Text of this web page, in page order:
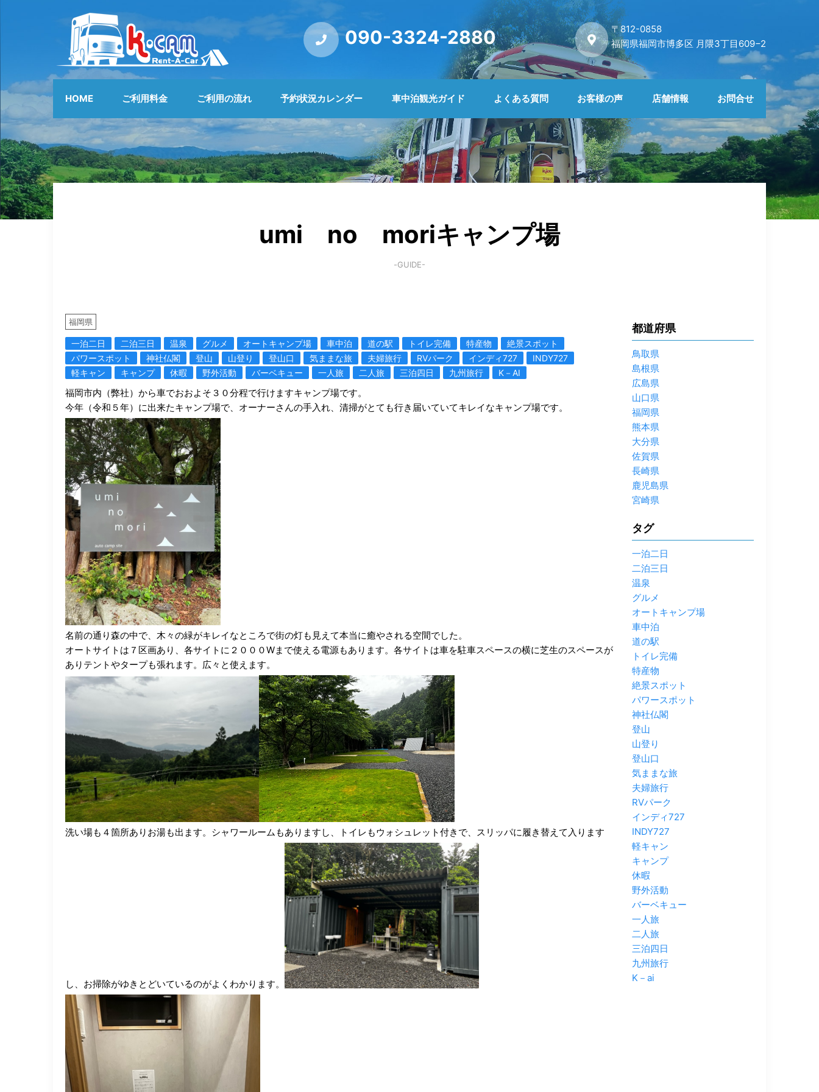
090-3324-2880
〒812-0858
福岡県福岡市博多区 月隈3丁目609−2
HOME ご利用料金 ご利用の流れ 予約状況カレンダー 車中泊観光ガイド よくある質問 お客様の声 店舗情報 お問合せ
umi no moriキャンプ場
-GUIDE-
福岡県
一泊二日 二泊三日 温泉 グルメ オートキャンプ場 車中泊 道の駅 トイレ完備 特産物
絶景スポット
パワースポット
神社仏閣 登山 山登り 登山口 気ままな旅 夫婦旅行 RVパーク インディ727
INDY727
軽キャン
キャンプ 休暇 野外活動 バーベキュー 一人旅 二人旅 三泊四日 九州旅行 K－AI
福岡市内（弊社）から車でおおよそ３０分程で行けますキャンプ場です。
今年（令和５年）に出来たキャンプ場で、オーナーさんの手入れ、清掃がとても行き届いていてキレイなキャンプ場です。
名前の通り森の中で、木々の緑がキレイなところで街の灯も見えて本当に癒やされる空間でした。
オートサイトは７区画あり、各サイトに２０００Wまで使える電源もあります。各サイトは車を駐車スペースの横に芝生のスペースが
ありテントやタープも張れます。広々と使えます。
洗い場も４箇所ありお湯も出ます。シャワールームもありますし、トイレもウォシュレット付きで、スリッパに履き替えて入ります
し、お掃除がゆきとどいているのがよくわかります。
都道府県
鳥取県
島根県
広島県
山口県
福岡県
熊本県
大分県
佐賀県
長崎県
鹿児島県
宮崎県
タグ
一泊二日
二泊三日
温泉
グルメ
オートキャンプ場
車中泊
道の駅
トイレ完備
特産物
絶景スポット
パワースポット
神社仏閣
登山
山登り
登山口
気ままな旅
夫婦旅行
RVパーク
インディ727
INDY727
軽キャン
キャンプ
休暇
野外活動
バーベキュー
一人旅
二人旅
三泊四日
九州旅行
K－ai